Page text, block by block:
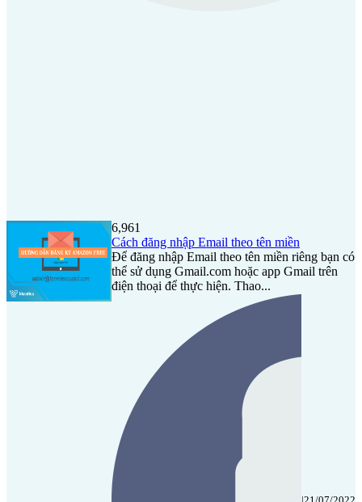
6,961
Cách đăng nhập Email theo tên miền
Để đăng nhập Email theo tên miền riêng bạn có
thể sử dụng Gmail.com hoặc app Gmail trên
điện thoại để thực hiện. Thao...